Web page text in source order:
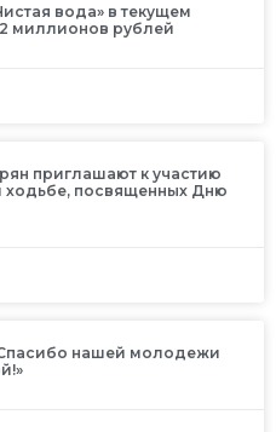
вода» в текущем
миллионов рублей
приглашают к участию
ходьбе, посвященных Дню
нашей молодежи